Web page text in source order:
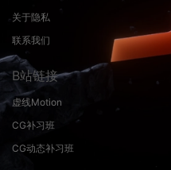
关于隐私
联系我们
B站链接
虚线Motion
CG补习班
CG动态补习班